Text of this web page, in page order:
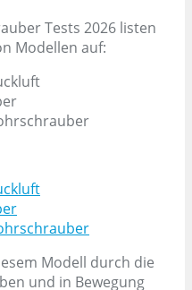
Tests 2026 listen
Modellen auf:
Modell durch die
und in Bewegung